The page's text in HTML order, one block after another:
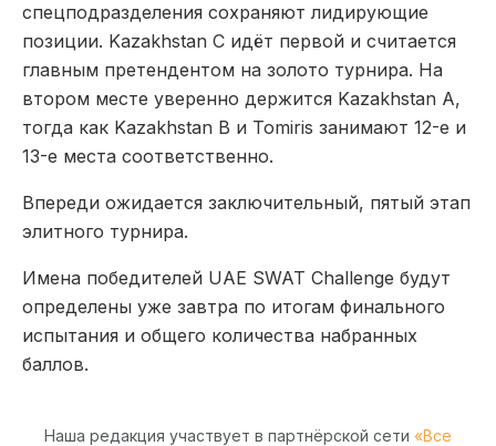
спецподразделения сохраняют лидирующие
позиции. Kazakhstan C идёт первой и считается
главным претендентом на золото турнира. На
втором месте уверенно держится Kazakhstan A,
тогда как Kazakhstan B и Tomiris занимают 12-е и
13-е места соответственно.
Впереди ожидается заключительный, пятый этап
элитного турнира.
Имена победителей UAE SWAT Challenge будут
определены уже завтра по итогам финального
испытания и общего количества набранных
баллов.
Наша редакция участвует в партнёрской сети «Все